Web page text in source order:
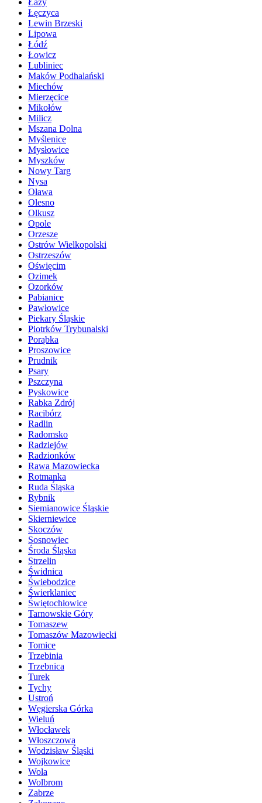
Łęczyca
Lewin Brzeski
Lipowa
Łódź
Łowicz
Lubliniec
Maków Podhalański
Miechów
Mierzęcice
Mikołów
Milicz
Mszana Dolna
Myślenice
Mysłowice
Myszków
Nowy Targ
Nysa
Oława
Olesno
Olkusz
Opole
Orzesze
Ostrów Wielkopolski
Ostrzeszów
Oświęcim
Ozimek
Ozorków
Pabianice
Pawłowice
Piekary Śląskie
Piotrków Trybunalski
Porąbka
Proszowice
Prudnik
Psary
Pszczyna
Pyskowice
Rabka Zdrój
Racibórz
Radlin
Radomsko
Radziejów
Radzionków
Rawa Mazowiecka
Rotmanka
Ruda Śląska
Rybnik
Siemianowice Śląskie
Skierniewice
Skoczów
Sosnowiec
Środa Śląska
Strzelin
Świdnica
Świebodzice
Świerklaniec
Świętochłowice
Tarnowskie Góry
Tomaszew
Tomaszów Mazowiecki
Tomice
Trzebinia
Trzebnica
Turek
Tychy
Ustroń
Węgierska Górka
Wieluń
Włocławek
Włoszczowa
Wodzisław Śląski
Wojkowice
Wola
Wolbrom
Zabrze